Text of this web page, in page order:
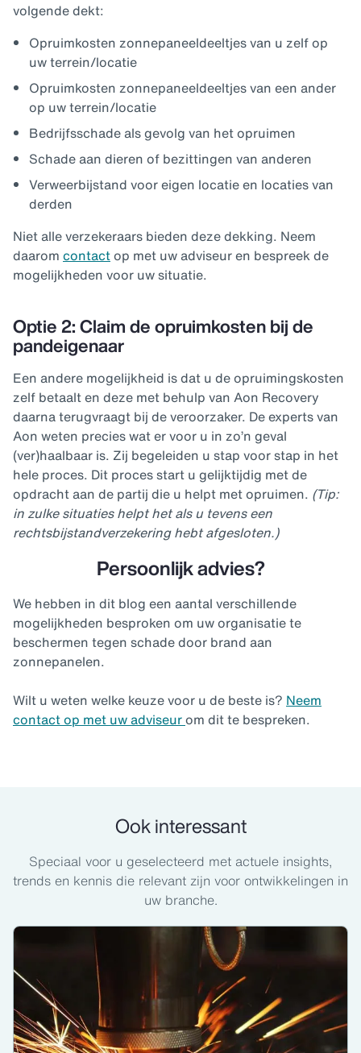
volgende dekt:
Opruimkosten zonnepaneeldeeltjes van u zelf op
uw terrein/locatie
Opruimkosten zonnepaneeldeeltjes van een ander
op uw terrein/locatie
Bedrijfsschade als gevolg van het opruimen
Schade aan dieren of bezittingen van anderen
Verweerbijstand voor eigen locatie en locaties van
derden
Niet alle verzekeraars bieden deze dekking. Neem
daarom contactop met uw adviseur en bespreek de
mogelijkheden voor uw situatie.
Optie 2: Claim de opruimkosten bij de
pandeigenaar
Een andere mogelijkheid is dat u de opruimingskosten
zelf betaalt en deze met behulp van Aon Recovery
daarna terugvraagt bij de veroorzaker. De experts van
Aon weten precies wat er voor u in zo’n geval
(ver)haalbaar is. Zij begeleiden u stap voor stap in het
hele proces. Dit proces start u gelijktijdig met de
opdracht aan de partij die u helpt met opruimen. (Tip:
in zulke situaties helpt het als u tevens een
rechtsbijstandverzekering hebt afgesloten.)
Persoonlijk advies?
We hebben in dit blog een aantal verschillende
mogelijkheden besproken om uw organisatie te
beschermen tegen schade door brand aan
zonnepanelen.
Wilt u weten welke keuze voor u de beste is? Neem
contact op met uw adviseurom dit te bespreken.
Ook interessant
Speciaal voor u geselecteerd met actuele insights,
trends en kennis die relevant zijn voor ontwikkelingen in
uw branche.